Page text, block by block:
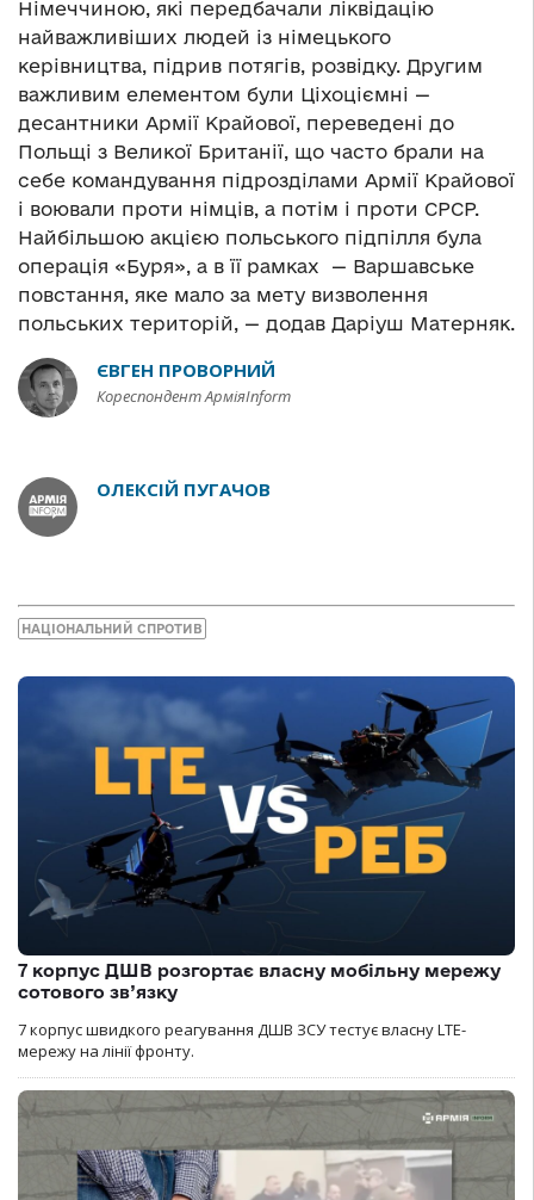
Німеччиною, які передбачали ліквідацію
найважливіших людей із німецького
керівництва, підрив потягів, розвідку. Другим
важливим елементом були Ціхоціємні —
десантники Армії Крайової, переведені до
Польщі з Великої Британії, що часто брали на
себе командування підрозділами Армії Крайової
і воювали проти німців, а потім і проти СРСР.
Найбільшою акцією польського підпілля була
операція «Буря», а в її рамках — Варшавське
повстання, яке мало за мету визволення
польських територій, — додав Даріуш Матерняк.
ЄВГЕН ПРОВОРНИЙ
Кореспондент АрміяInform
ОЛЕКСІЙ ПУГАЧОВ
НАЦІОНАЛЬНИЙ СПРОТИВ
7 корпус ДШВ розгортає власну мобільну мережу
сотового зв’язку
7 корпус швидкого реагування ДШВ ЗСУ тестує власну LTE-
мережу на лінії фронту.